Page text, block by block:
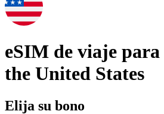
eSIM de viaje para
the United States
Elija su bono